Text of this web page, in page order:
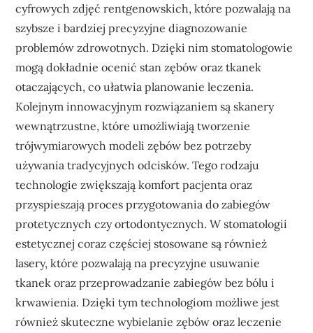
cyfrowych zdjęć rentgenowskich, które pozwalają na
szybsze i bardziej precyzyjne diagnozowanie
problemów zdrowotnych. Dzięki nim stomatologowie
mogą dokładnie ocenić stan zębów oraz tkanek
otaczających, co ułatwia planowanie leczenia.
Kolejnym innowacyjnym rozwiązaniem są skanery
wewnątrzustne, które umożliwiają tworzenie
trójwymiarowych modeli zębów bez potrzeby
używania tradycyjnych odcisków. Tego rodzaju
technologie zwiększają komfort pacjenta oraz
przyspieszają proces przygotowania do zabiegów
protetycznych czy ortodontycznych. W stomatologii
estetycznej coraz częściej stosowane są również
lasery, które pozwalają na precyzyjne usuwanie
tkanek oraz przeprowadzanie zabiegów bez bólu i
krwawienia. Dzięki tym technologiom możliwe jest
również skuteczne wybielanie zębów oraz leczenie